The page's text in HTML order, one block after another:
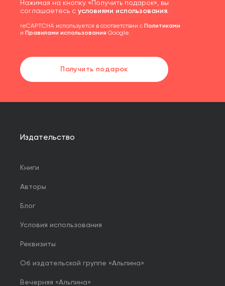
Нажимая на кнопку «Получить подарок», вы
соглашаетесь с условиями использования.
reCAPTCHA используется в соответствии с Политиками
и Правилами использования Google.
Получить подарок
Издательство
Книги
Авторы
Блог
Условия использования
Реквизиты
Об издательской группе «Альпина»
Вечерняя «Альпина»